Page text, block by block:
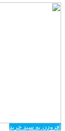
افزودن به سبد خرید